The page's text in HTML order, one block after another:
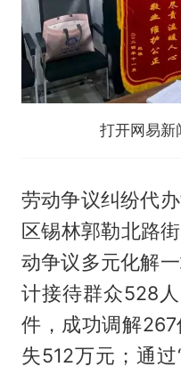
打开网易新
劳动争议纠纷代
区锡林郭勒北路
动争议多元化解
计接待群众528
件，成功调解
失512万元；通